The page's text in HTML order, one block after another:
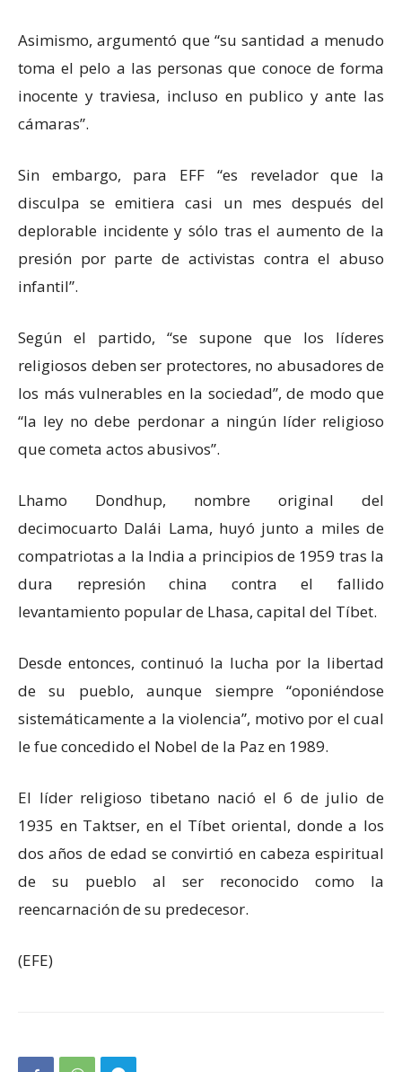
Asimismo, argumentó que “su santidad a menudo
toma el pelo a las personas que conoce de forma
inocente y traviesa, incluso en publico y ante las
cámaras”.
Sin embargo, para EFF “es revelador que la
disculpa se emitiera casi un mes después del
deplorable incidente y sólo tras el aumento de la
presión por parte de activistas contra el abuso
infantil”.
Según el partido, “se supone que los líderes
religiosos deben ser protectores, no abusadores de
los más vulnerables en la sociedad”, de modo que
“la ley no debe perdonar a ningún líder religioso
que cometa actos abusivos”.
Lhamo Dondhup, nombre original del
decimocuarto Dalái Lama, huyó junto a miles de
compatriotas a la India a principios de 1959 tras la
dura represión china contra el fallido
levantamiento popular de Lhasa, capital del Tíbet.
Desde entonces, continuó la lucha por la libertad
de su pueblo, aunque siempre “oponiéndose
sistemáticamente a la violencia”, motivo por el cual
le fue concedido el Nobel de la Paz en 1989.
El líder religioso tibetano nació el 6 de julio de
1935 en Taktser, en el Tíbet oriental, donde a los
dos años de edad se convirtió en cabeza espiritual
de su pueblo al ser reconocido como la
reencarnación de su predecesor.
(EFE)